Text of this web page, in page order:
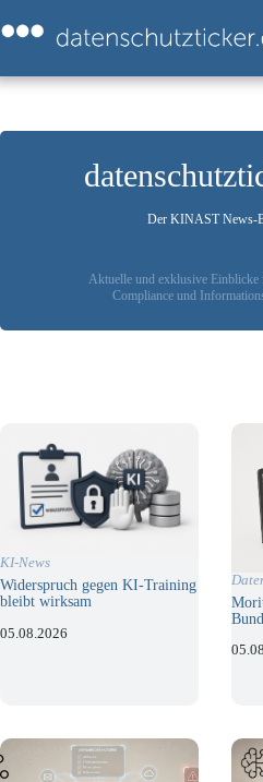
Inhalt
springen
Der KINAST News-
Aktuelle und exklusive Einblicke
Compliance und
KI-News
Widerspruch gegen KI-Training
bleibt wirksam
05.08.2026